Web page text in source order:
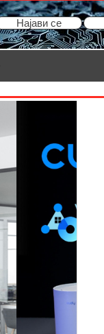
Најави се